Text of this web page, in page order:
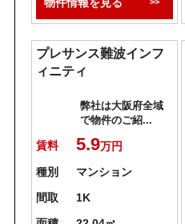
プレサンス難波インフ
ィニティ
弊社は大阪府全域
で物件のご紹...
賃料 5.9万円
種別
マンション
間取
1K